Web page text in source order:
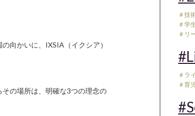
向かいに、IXSIA（イクシア）
の場所は、明確な3つの理念の
＃技
＃学
＃リ
＃ラ
＃育